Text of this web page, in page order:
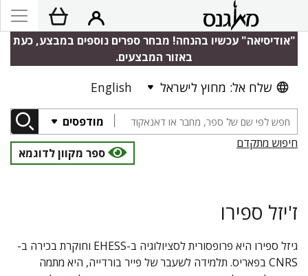
"אודיסיאה" עכשיו בהנחה! מבחר ספרים נוספים במבצע, כעת
באזור המבצעים.
שלח אל: מחוץ לישראל English
מודפסים
חיפוש מתקדם
ספר מקוון לדוגמא
ז'יזל ספירו
גיזל ספירו היא פרופסורית לסציולוגיה ב-EHESS וחוקרת בכירה ב-
CNRS בפאריס. תלמידה לשעבר של פייר בורדייה, היא מתמה